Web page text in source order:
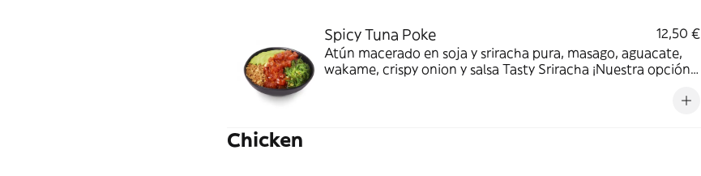
Spicy Tuna Poke
12,50 €
Atún macerado en soja y sriracha pura, masago, aguacate,
wakame, crispy onion y salsa Tasty Sriracha ¡Nuestra opción
Chicken